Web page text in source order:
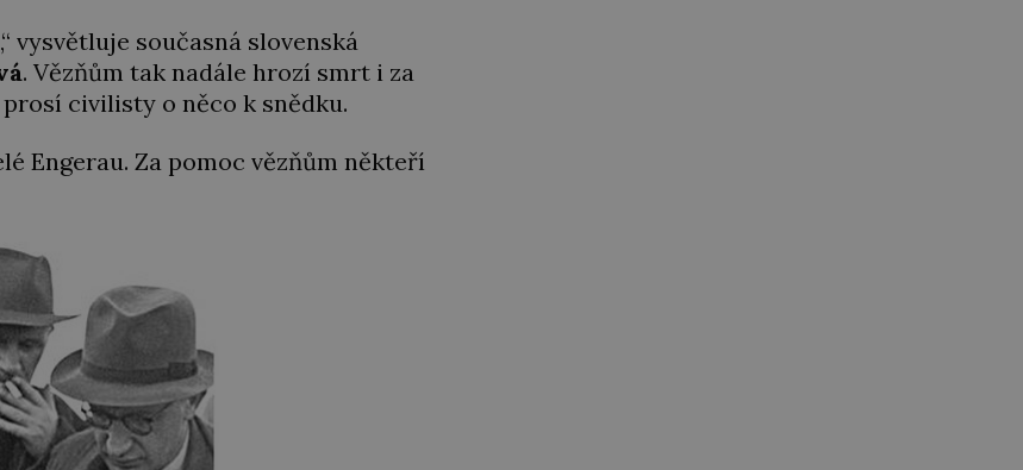
vysvětluje současná slovenská
. Vězňům tak nadále hrozí smrt i za
civilisty o něco k snědku.
Engerau. Za pomoc vězňům někteří